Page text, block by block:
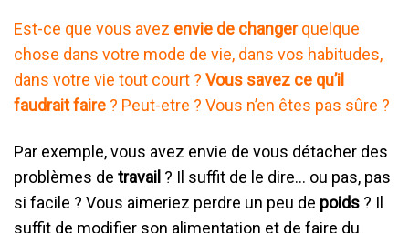
Est-ce que vous avez envie de changerquelque
chose dans votre mode de vie, dans vos habitudes,
dans votre vie tout court ? Vous savez ce qu’il
faudrait faire ? Peut-etre ? Vous n’en êtes pas sûre ?
Par exemple, vous avez envie de vous détacher des
problèmes de travail ? Il suffit de le dire… ou pas, pas
si facile ? Vous aimeriez perdre un peu de poids ? Il
suffit de modifier son alimentation et de faire du